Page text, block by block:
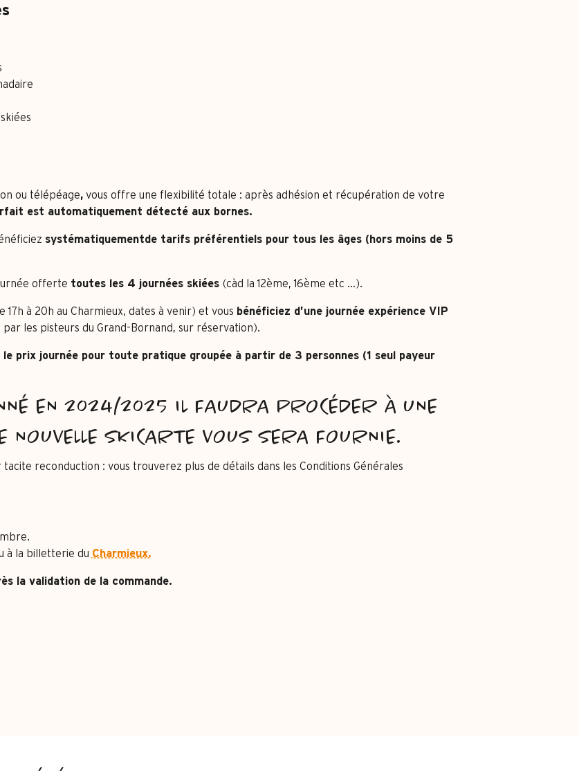
ou télépéage,vous offre une flexibilité totale : après adhésion et récupération de votre
est automatiquement détecté aux bornes.
systématiquementde tarifs préférentiels pour tous les âges (hors moins de 5
offerte toutes les 4 journées skiées (càd la 12ème, 16ème etc …).
17h à 20h au Charmieux, dates à venir) et vous bénéficiez d’une journée expérience VIP
les pisteurs du Grand-Bornand, sur réservation).
prix journée pour toute pratique groupée à partir de 3 personnes (1 seul payeur
EN 2024/2025 IL FAUDRA PROCÉDER À UNE
NOUVELLE SKICARTE VOUS SERA FOURNIE.
tacite reconduction : vous trouverez plus de détails dans les Conditions Générales
à la billetterie du Charmieux.
la validation de la commande.